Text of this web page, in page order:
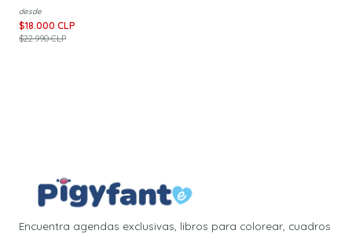
desde
$18.000 CLP
$22.990 CLP
Encuentra agendas exclusivas, libros para colorear, cuadros